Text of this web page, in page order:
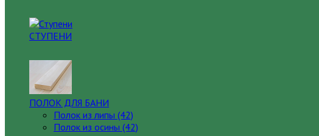
СТУПЕНИ
ПОЛОК ДЛЯ БАНИ
Полок из липы (42)
Полок из осины (42)